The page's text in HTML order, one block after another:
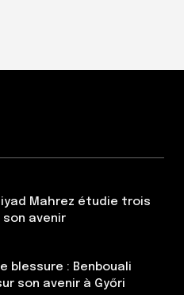
Mahrez étudie trois
avenir
blessure : Benbouali
son avenir à Győri